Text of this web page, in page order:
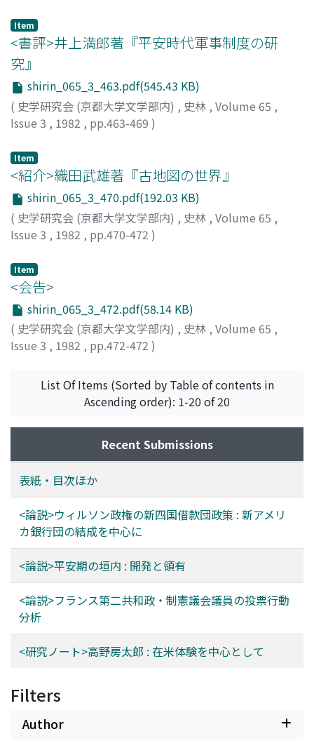
究の第一の目的は議員の党派的分類であるが、党派的対立
とは異なる要因も考慮される。
Item
<書評>井上満郎著『平安時代軍事制度の研
究』
shirin_065_3_463.pdf(545.43 KB)
( 史学研究会 (京都大学文学部内) , 史林 , Volume 65 ,
Issue 3 , 1982 , pp.463-469 )
Item
<紹介>織田武雄著『古地図の世界』
shirin_065_3_470.pdf(192.03 KB)
( 史学研究会 (京都大学文学部内) , 史林 , Volume 65 ,
Issue 3 , 1982 , pp.470-472 )
Item
<会告>
shirin_065_3_472.pdf(58.14 KB)
( 史学研究会 (京都大学文学部内) , 史林 , Volume 65 ,
Issue 3 , 1982 , pp.472-472 )
List Of Items (Sorted by Table of contents in
Ascending order): 1-20 of 20
Recent Submissions
表紙・目次ほか
<論説>ウィルソン政権の新四国借款団政策 : 新アメリ
カ銀行団の結成を中心に
<論説>平安期の垣内 : 開発と領有
<論説>フランス第二共和政・制憲議会議員の投票行動
分析
<研究ノート>高野房太郎 : 在米体験を中心として
Filters
Author